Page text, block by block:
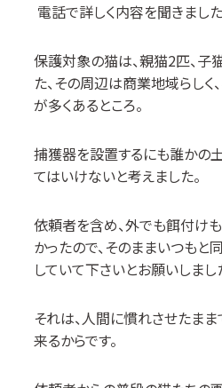
電話で詳しく内容を聞きました
保護対象の猫は、親猫2匹、子
た、その周辺は商業地域らしく
が多くあるところ。
捕獲器を設置するにも誰かの
てはいけないと考えました。
依頼者を含め、外でも餌付け
かったので、そのままいつもと
していて下さいとお願いしまし
それは、人間に慣れさせたま
来るからです。